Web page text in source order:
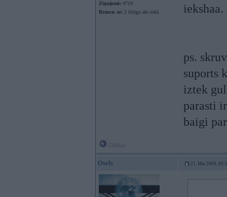
Ziņojumi: 4719
Braucu ar: 2 litrigo alu rokā
ps.
suports
iztek
parasti
baigi
Osels 21. Mar 2009,